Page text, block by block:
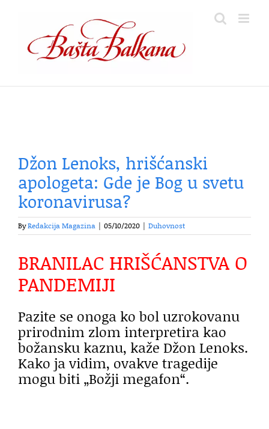
content
Džon Lenoks, hrišćanski
apologeta: Gde je Bog u svetu
koronavirusa?
ByRedakcija Magazina 05/10/2020 Duhovnost
BRANILAC HRIŠĆANSTVA O
PANDEMIJI
Pazite se onoga ko bol uzrokovanu
prirodnim zlom interpretira kao
božansku kaznu, kaže Džon Lenoks.
Kako ja vidim, ovakve tragedije
mogu biti „Božji megafon“.